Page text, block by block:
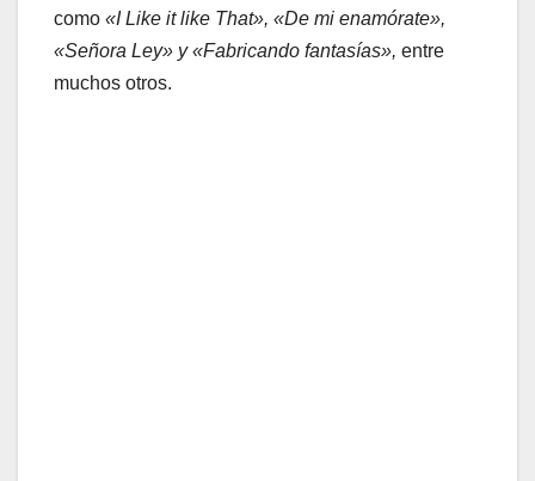
como «I Like it like That», «De mi enamórate»,
«Señora Ley» y«Fabricando fantasías», entre
muchos otros.